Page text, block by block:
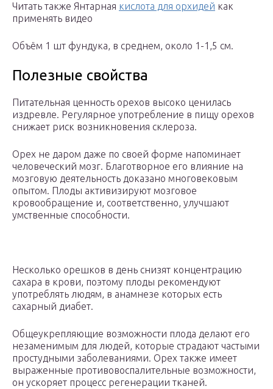
Читать также Янтарная кислота для орхидей как
применять видео
Объём 1 шт фундука, в среднем, около 1-1,5 см.
Полезные свойства
Питательная ценность орехов высоко ценилась
издревле. Регулярное употребление в пищу орехов
снижает риск возникновения склероза.
Орех не даром даже по своей форме напоминает
человеческий мозг. Благотворное его влияние на
мозговую деятельность доказано многовековым
опытом. Плоды активизируют мозговое
кровообращение и, соответственно, улучшают
умственные способности.
Несколько орешков в день снизят концентрацию
сахара в крови, поэтому плоды рекомендуют
употреблять людям, в анамнезе которых есть
сахарный диабет.
Общеукрепляющие возможности плода делают его
незаменимым для людей, которые страдают частыми
простудными заболеваниями. Орех также имеет
выраженные противовоспалительные возможности,
он ускоряет процесс регенерации тканей.